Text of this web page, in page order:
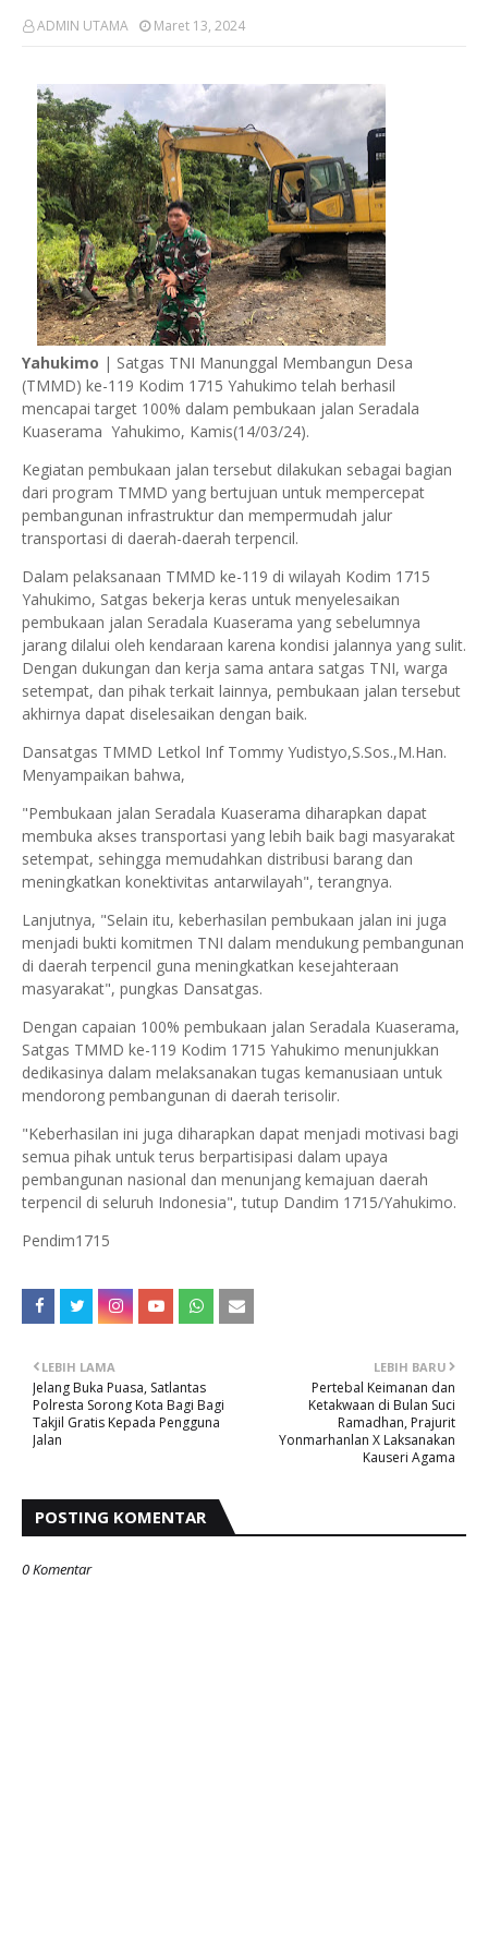
ADMIN UTAMA Maret 13, 2024
Yahukimo | Satgas TNI Manunggal Membangun Desa
(TMMD) ke-119 Kodim 1715 Yahukimo telah berhasil
mencapai target 100% dalam pembukaan jalan Seradala
Kuaserama Yahukimo, Kamis(14/03/24).
Kegiatan pembukaan jalan tersebut dilakukan sebagai bagian
dari program TMMD yang bertujuan untuk mempercepat
pembangunan infrastruktur dan mempermudah jalur
transportasi di daerah-daerah terpencil.
Dalam pelaksanaan TMMD ke-119 di wilayah Kodim 1715
Yahukimo, Satgas bekerja keras untuk menyelesaikan
pembukaan jalan Seradala Kuaserama yang sebelumnya
jarang dilalui oleh kendaraan karena kondisi jalannya yang sulit.
Dengan dukungan dan kerja sama antara satgas TNI, warga
setempat, dan pihak terkait lainnya, pembukaan jalan tersebut
akhirnya dapat diselesaikan dengan baik.
Dansatgas TMMD Letkol Inf Tommy Yudistyo,S.Sos.,M.Han.
Menyampaikan bahwa,
"Pembukaan jalan Seradala Kuaserama diharapkan dapat
membuka akses transportasi yang lebih baik bagi masyarakat
setempat, sehingga memudahkan distribusi barang dan
meningkatkan konektivitas antarwilayah", terangnya.
Lanjutnya, "Selain itu, keberhasilan pembukaan jalan ini juga
menjadi bukti komitmen TNI dalam mendukung pembangunan
di daerah terpencil guna meningkatkan kesejahteraan
masyarakat", pungkas Dansatgas.
Dengan capaian 100% pembukaan jalan Seradala Kuaserama,
Satgas TMMD ke-119 Kodim 1715 Yahukimo menunjukkan
dedikasinya dalam melaksanakan tugas kemanusiaan untuk
mendorong pembangunan di daerah terisolir.
"Keberhasilan ini juga diharapkan dapat menjadi motivasi bagi
semua pihak untuk terus berpartisipasi dalam upaya
pembangunan nasional dan menunjang kemajuan daerah
terpencil di seluruh Indonesia", tutup Dandim 1715/Yahukimo.
Pendim1715
LEBIH BARU
Pertebal Keimanan dan
Ketakwaan di Bulan Suci
Ramadhan, Prajurit
Yonmarhanlan X Laksanakan
Kauseri Agama
LEBIH LAMA
Jelang Buka Puasa, Satlantas
Polresta Sorong Kota Bagi Bagi
Takjil Gratis Kepada Pengguna
Jalan
POSTING KOMENTAR
0 Komentar